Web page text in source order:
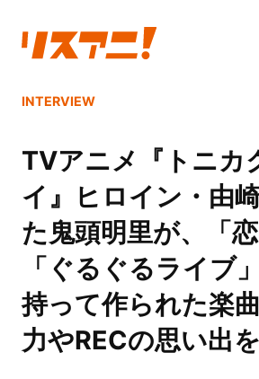
INTERVIEW
TVアニメ『トニカ
イ』ヒロイン・由
た鬼頭明里が、「恋
「ぐるぐるライブ
持って作られた楽
力やRECの思い出